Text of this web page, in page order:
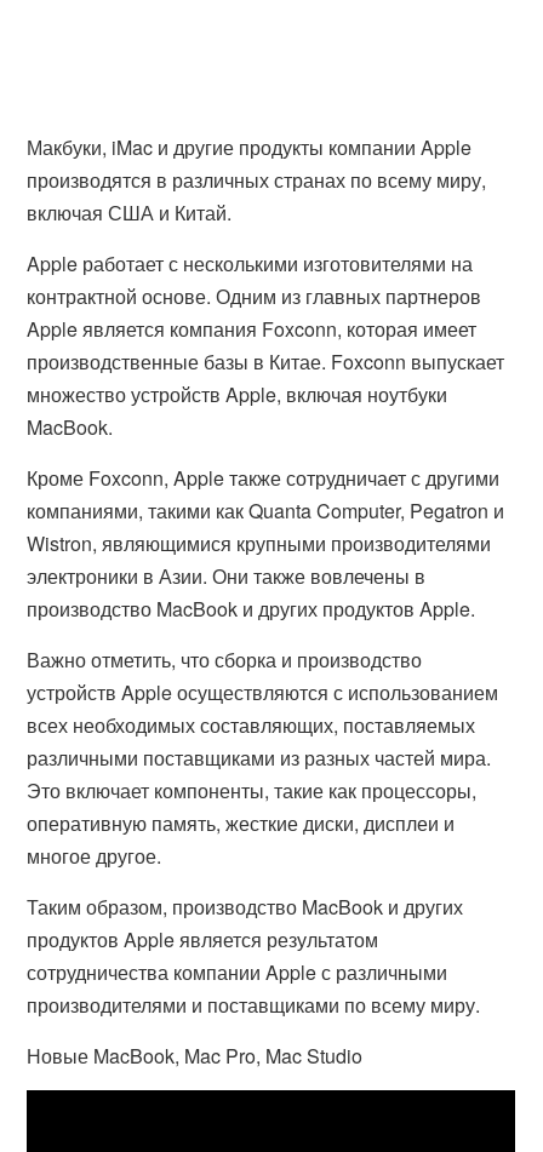
Макбуки, iMac и другие продукты компании Apple
производятся в различных странах по всему миру,
включая США и Китай.
Apple работает с несколькими изготовителями на
контрактной основе. Одним из главных партнеров
Apple является компания Foxconn, которая имеет
производственные базы в Китае. Foxconn выпускает
множество устройств Apple, включая ноутбуки
MacBook.
Кроме Foxconn, Apple также сотрудничает с другими
компаниями, такими как Quanta Computer, Pegatron и
Wistron, являющимися крупными производителями
электроники в Азии. Они также вовлечены в
производство MacBook и других продуктов Apple.
Важно отметить, что сборка и производство
устройств Apple осуществляются с использованием
всех необходимых составляющих, поставляемых
различными поставщиками из разных частей мира.
Это включает компоненты, такие как процессоры,
оперативную память, жесткие диски, дисплеи и
многое другое.
Таким образом, производство MacBook и других
продуктов Apple является результатом
сотрудничества компании Apple с различными
производителями и поставщиками по всему миру.
Новые MacBook, Mac Pro, Mac Studio